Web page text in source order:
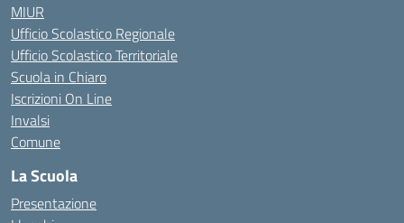
MIUR
Ufficio Scolastico Regionale
Ufficio Scolastico Territoriale
Scuola in Chiaro
Iscrizioni On Line
Invalsi
Comune
La Scuola
Presentazione